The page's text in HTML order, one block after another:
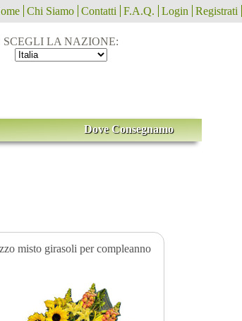
Chi Siamo Contatti F.A.Q. Login Registrati
SCEGLI LA NAZIONE:
Dove Consegnamo
misto girasoli per compleanno